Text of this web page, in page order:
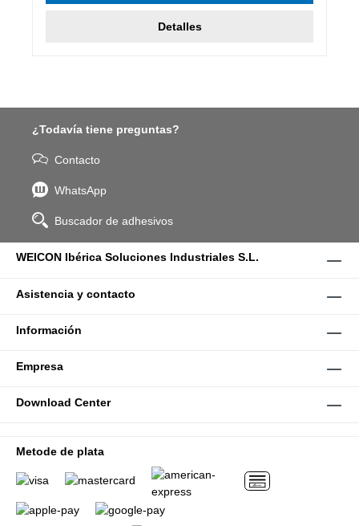
Detalles
¿Todavía tiene preguntas?
Contacto
WhatsApp
Buscador de adhesivos
WEICON Ibérica Soluciones Industriales S.L.
Asistencia y contacto
Información
Empresa
Download Center
Metode de plata